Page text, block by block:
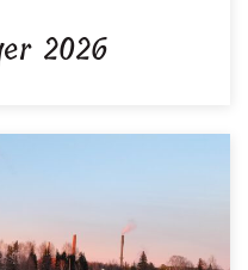
2026